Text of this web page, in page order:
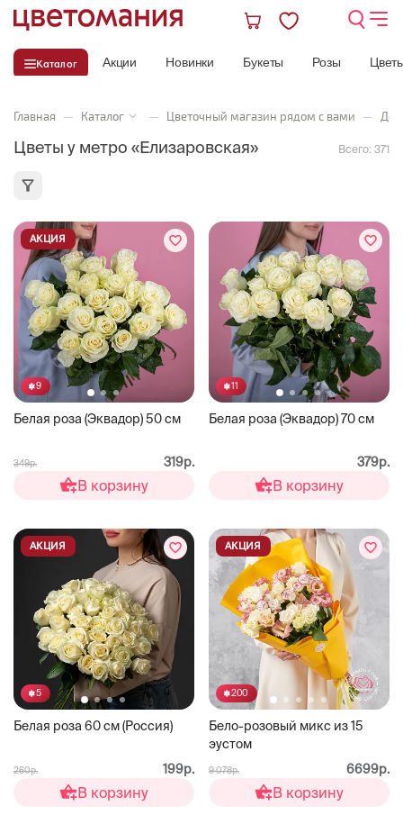
Каталог Акции Новинки Букеты Розы
Главная — Каталог — Цветочный магазин рядом с вами —
Цветы у метро «Елизаровская» Всего: 371
9
Белая роза (Эквадор) 50 см
АКЦИЯ
349р. 319р.
В корзину
11
Белая роза (Эквадор) 70 см
379р.
В корзину
5
Белая роза 60 см (Россия)
АКЦИЯ
260р. 199р.
В корзину
200
Бело-розовый микс из 15
эустом
АКЦИЯ
9 078р. 6699р.
В корзину